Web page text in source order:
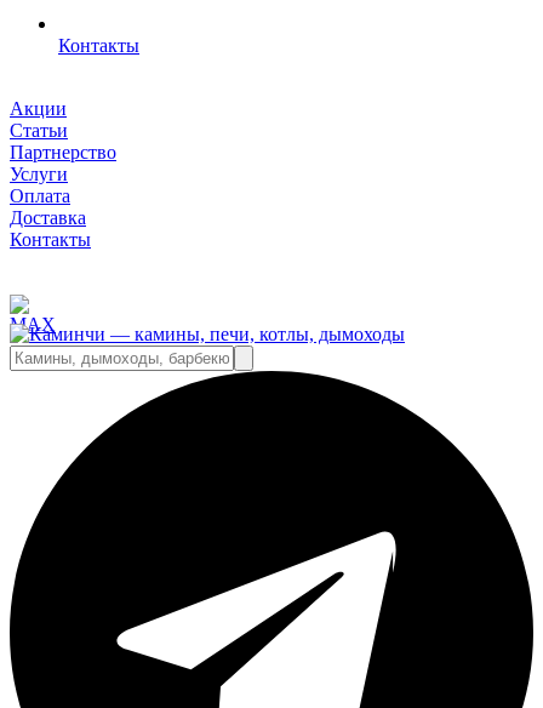
Контакты
Акции
Статьи
Партнерство
Услуги
Оплата
Доставка
Контакты